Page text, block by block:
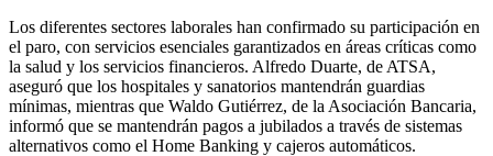
Los diferentes sectores laborales han confirmado su participación en
el paro, con servicios esenciales garantizados en áreas críticas como
la salud y los servicios financieros. Alfredo Duarte, de ATSA,
aseguró que los hospitales y sanatorios mantendrán guardias
mínimas, mientras que Waldo Gutiérrez, de la Asociación Bancaria,
informó que se mantendrán pagos a jubilados a través de sistemas
alternativos como el Home Banking y cajeros automáticos.